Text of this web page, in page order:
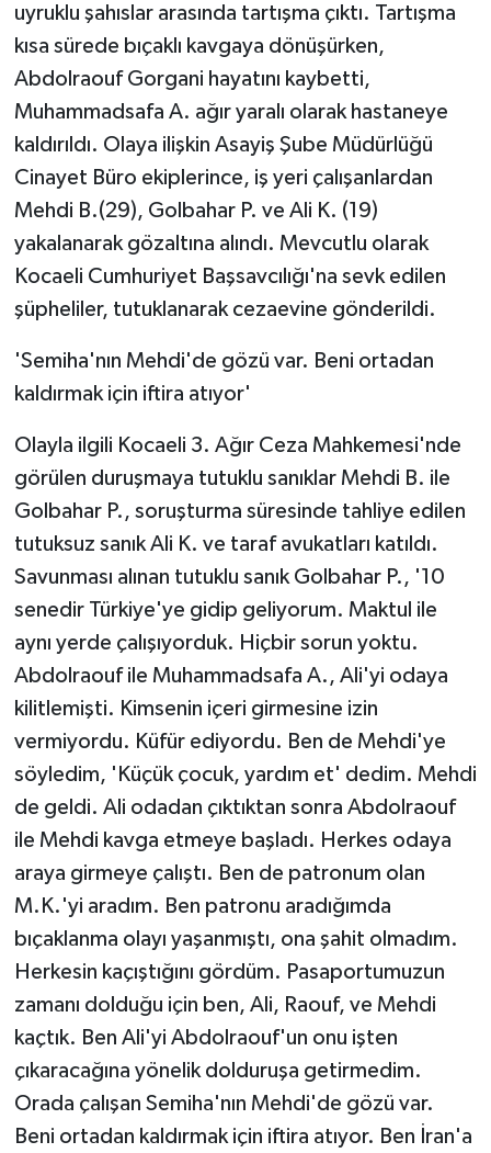
uyruklu şahıslar arasında tartışma çıktı. Tartışma
kısa sürede bıçaklı kavgaya dönüşürken,
Abdolraouf Gorgani hayatını kaybetti,
Muhammadsafa A. ağır yaralı olarak hastaneye
kaldırıldı. Olaya ilişkin Asayiş Şube Müdürlüğü
Cinayet Büro ekiplerince, iş yeri çalışanlardan
Mehdi B.(29), Golbahar P. ve Ali K. (19)
yakalanarak gözaltına alındı. Mevcutlu olarak
Kocaeli Cumhuriyet Başsavcılığı'na sevk edilen
şüpheliler, tutuklanarak cezaevine gönderildi.
'Semiha'nın Mehdi'de gözü var. Beni ortadan
kaldırmak için iftira atıyor'
Olayla ilgili Kocaeli 3. Ağır Ceza Mahkemesi'nde
görülen duruşmaya tutuklu sanıklar Mehdi B. ile
Golbahar P., soruşturma süresinde tahliye edilen
tutuksuz sanık Ali K. ve taraf avukatları katıldı.
Savunması alınan tutuklu sanık Golbahar P., '10
senedir Türkiye'ye gidip geliyorum. Maktul ile
aynı yerde çalışıyorduk. Hiçbir sorun yoktu.
Abdolraouf ile Muhammadsafa A., Ali'yi odaya
kilitlemişti. Kimsenin içeri girmesine izin
vermiyordu. Küfür ediyordu. Ben de Mehdi'ye
söyledim, 'Küçük çocuk, yardım et' dedim. Mehdi
de geldi. Ali odadan çıktıktan sonra Abdolraouf
ile Mehdi kavga etmeye başladı. Herkes odaya
araya girmeye çalıştı. Ben de patronum olan
M.K.'yi aradım. Ben patronu aradığımda
bıçaklanma olayı yaşanmıştı, ona şahit olmadım.
Herkesin kaçıştığını gördüm. Pasaportumuzun
zamanı dolduğu için ben, Ali, Raouf, ve Mehdi
kaçtık. Ben Ali'yi Abdolraouf'un onu işten
çıkaracağına yönelik dolduruşa getirmedim.
Orada çalışan Semiha'nın Mehdi'de gözü var.
Beni ortadan kaldırmak için iftira atıyor. Ben İran'a